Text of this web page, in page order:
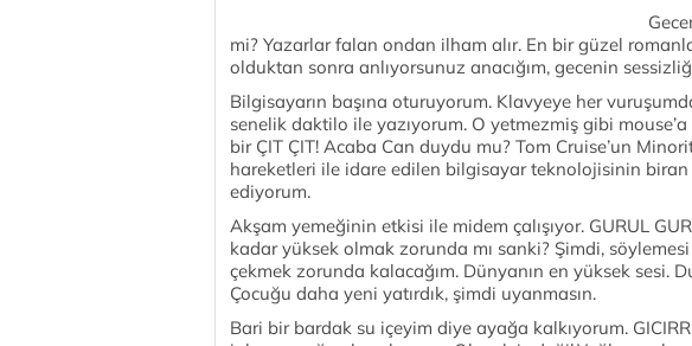
mi? Yazarlar falan ondan ilham alır. En bir güzel
olduktan sonra anlıyorsunuz anacığım, gecenin
Bilgisayarın başına oturuyorum. Klavyeye her
senelik daktilo ile yazıyorum. O yetmezmiş gibi mouse’a
bir ÇIT ÇIT! Acaba Can duydu mu? Tom Cruise’un
hareketleri ile idare edilen bilgisayar teknolojisinin
ediyorum.
Akşam yemeğinin etkisi ile midem çalışıyor. GURUL
kadar yüksek olmak zorunda mı sanki? Şimdi,
çekmek zorunda kalacağım. Dünyanın en yüksek sesi.
Çocuğu daha yeni yatırdık, şimdi uyanmasın.
Bari bir bardak su içeyim diye ayağa kalkıyorum.